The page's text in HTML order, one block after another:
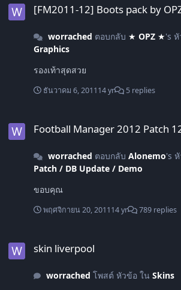
[FM2011-12] Boots pack by
worrached ตอบกลับ ★ OPZ ★'s
Graphics
รองเท้าสุดสวย
ธันวาคม 6, 201114 yr 5 replies
Football Manager 2012 Patch
worrached ตอบกลับ Alonemo's
Patch / DB Update / Demo
ขอบคุณ
พฤศจิกายน 20, 201114 yr 789 replies
skin liverpool
worrached โพสต์ หัวข้อ ใน Skins